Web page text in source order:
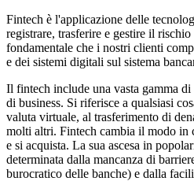
Fintech è l'applicazione delle
registrare, trasferire e gestire il
fondamentale che i nostri clienti
e dei sistemi digitali sul sistema
Il fintech include una vasta gamma
di business. Si riferisce a qualsiasi
valuta virtuale, al trasferimento di
molti altri. Fintech cambia il modo in
e si acquista. La sua ascesa in
determinata dalla mancanza di
burocratico delle banche) e dalla